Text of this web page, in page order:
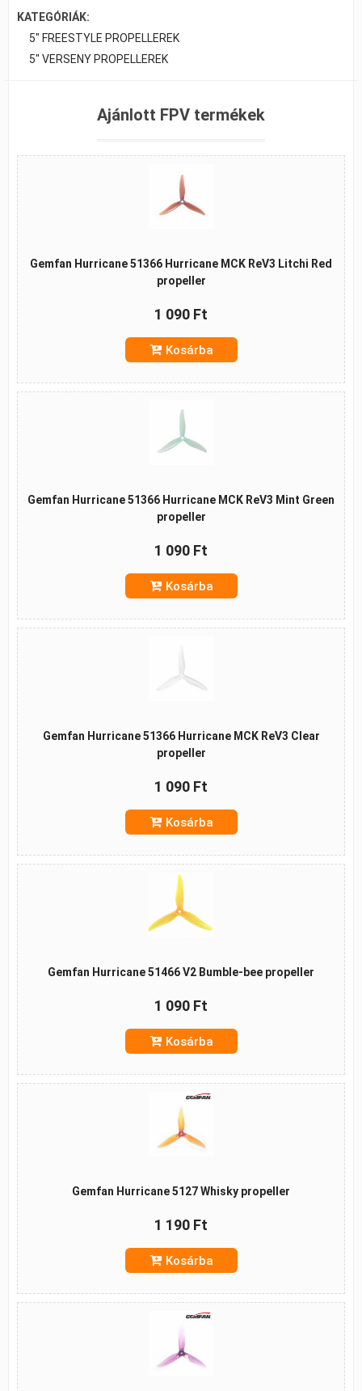
KATEGÓRIÁK:
5" FREESTYLE PROPELLEREK
5" VERSENY PROPELLEREK
Ajánlott FPV termékek
Gemfan Hurricane 51366 Hurricane MCK ReV3 Litchi Red
propeller
1 090 Ft
Kosárba
Gemfan Hurricane 51366 Hurricane MCK ReV3 Mint Green
propeller
1 090 Ft
Kosárba
Gemfan Hurricane 51366 Hurricane MCK ReV3 Clear
propeller
1 090 Ft
Kosárba
Gemfan Hurricane 51466 V2 Bumble-bee propeller
1 090 Ft
Kosárba
Gemfan Hurricane 5127 Whisky propeller
1 190 Ft
Kosárba